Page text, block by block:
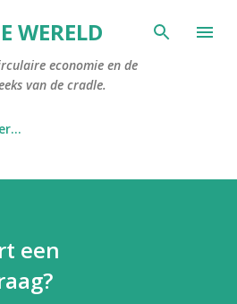
naar hoofdcontent
WERELD
economie en de
van de cradle.
een